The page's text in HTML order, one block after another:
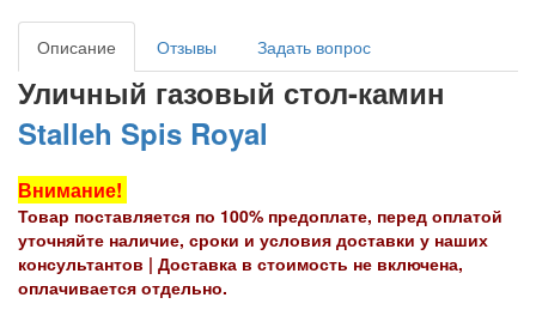
Описание Отзывы Задать вопрос
Уличный газовый стол-камин
Stalleh Spis Royal
Внимание!
Товар поставляется по 100% предоплате, перед оплатой
уточняйте наличие, сроки и условия доставки у наших
консультантов | Доставка в стоимость не включена,
оплачивается отдельно.